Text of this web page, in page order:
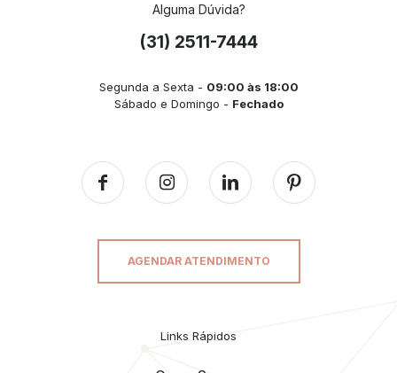
Alguma Dúvida?
(31) 2511-7444
Segunda a Sexta - 09:00 às 18:00
Sábado e Domingo - Fechado
AGENDAR ATENDIMENTO
Links Rápidos